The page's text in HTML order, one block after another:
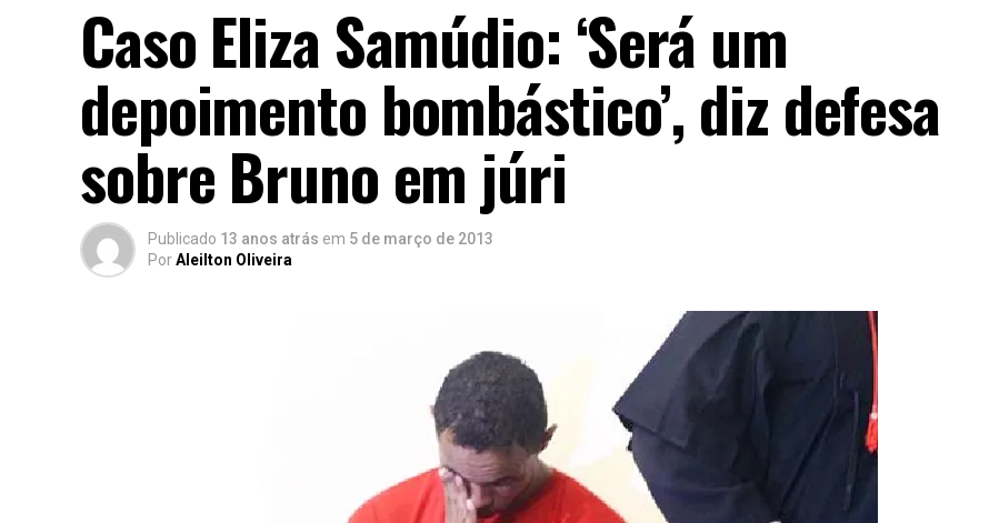
Caso Eliza Samúdio: ‘Será um
depoimento bombástico’, diz defesa
sobre Bruno em júri
Publicado 13 anos atrás em 5 de março de 2013
PorAleilton Oliveira